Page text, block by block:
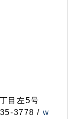
目左5号
3778 / w